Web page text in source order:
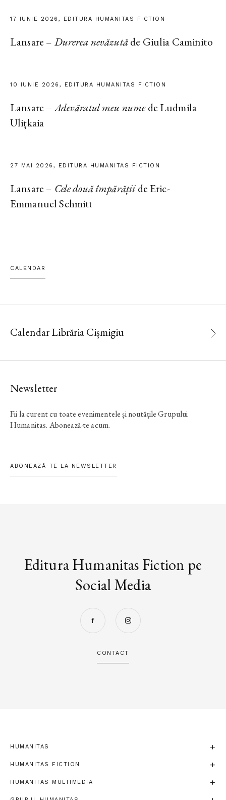
17 IUNIE 2026, EDITURA HUMANITAS FICTION
Lansare – Durerea nevăzutăde Giulia Caminito
10 IUNIE 2026, EDITURA HUMANITAS FICTION
Lansare –Adevăratul meu numede Ludmila
Ulițkaia
27 MAI 2026, EDITURA HUMANITAS FICTION
Lansare – Cele două împărățiide Eric-
Emmanuel Schmitt
CALENDAR
Calendar Librăria Cișmigiu
Newsletter
Fii la curent cu toate evenimentele și noutățile Grupului
Humanitas. Abonează-te acum.
ABONEAZĂ-TE LA NEWSLETTER
Editura Humanitas Fiction pe
Social Media
CONTACT
HUMANITAS
HUMANITAS FICTION
HUMANITAS MULTIMEDIA